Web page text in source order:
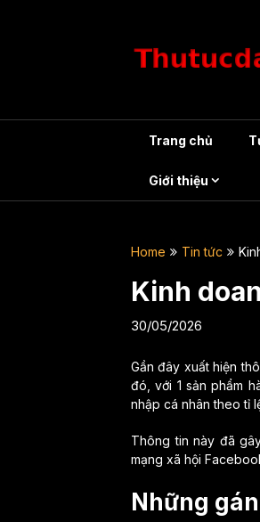
Trang chủ
Giới thiệu
Home Tin tức
Kinh
30/05/2026
Gần đây xuất hiện
đó, với 1 sản phẩm
nhập cá nhân theo tỉ
Thông tin này đã
mạng xã hội
Những